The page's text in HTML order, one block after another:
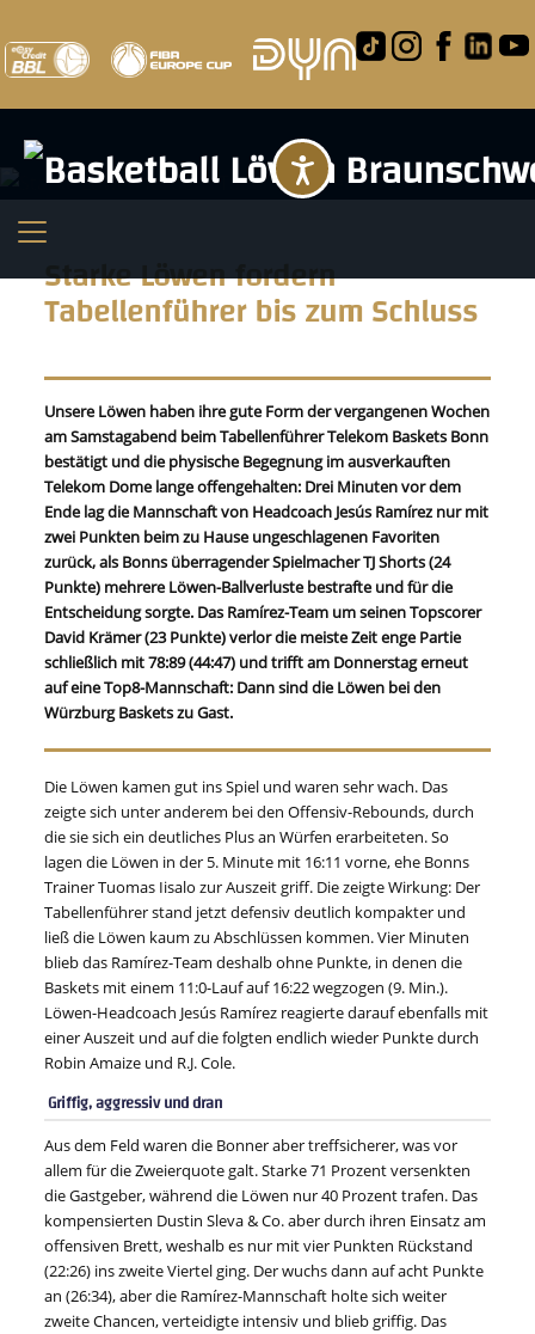
Starke Löwen fordern
Tabellenführer bis zum Schluss
Unsere Löwen haben ihre gute Form der vergangenen Wochen
am Samstagabend beim Tabellenführer Telekom Baskets Bonn
bestätigt und die physische Begegnung im ausverkauften
Telekom Dome lange offengehalten: Drei Minuten vor dem
Ende lag die Mannschaft von Headcoach Jesús Ramírez nur mit
zwei Punkten beim zu Hause ungeschlagenen Favoriten
zurück, als Bonns überragender Spielmacher TJ Shorts (24
Punkte) mehrere Löwen-Ballverluste bestrafte und für die
Entscheidung sorgte. Das Ramírez-Team um seinen Topscorer
David Krämer (23 Punkte) verlor die meiste Zeit enge Partie
schließlich mit 78:89 (44:47) und trifft am Donnerstag erneut
auf eine Top8-Mannschaft: Dann sind die Löwen bei den
Würzburg Baskets zu Gast.
Die Löwen kamen gut ins Spiel und waren sehr wach. Das
zeigte sich unter anderem bei den Offensiv-Rebounds, durch
die sie sich ein deutliches Plus an Würfen erarbeiteten. So
lagen die Löwen in der 5. Minute mit 16:11 vorne, ehe Bonns
Trainer Tuomas Iisalo zur Auszeit griff. Die zeigte Wirkung: Der
Tabellenführer stand jetzt defensiv deutlich kompakter und
ließ die Löwen kaum zu Abschlüssen kommen. Vier Minuten
blieb das Ramírez-Team deshalb ohne Punkte, in denen die
Baskets mit einem 11:0-Lauf auf 16:22 wegzogen (9. Min.).
Löwen-Headcoach Jesús Ramírez reagierte darauf ebenfalls mit
einer Auszeit und auf die folgten endlich wieder Punkte durch
Robin Amaize und R.J. Cole.
Griffig, aggressiv und dran
Aus dem Feld waren die Bonner aber treffsicherer, was vor
allem für die Zweierquote galt. Starke 71 Prozent versenkten
die Gastgeber, während die Löwen nur 40 Prozent trafen. Das
kompensierten Dustin Sleva & Co. aber durch ihren Einsatz am
offensiven Brett, weshalb es nur mit vier Punkten Rückstand
(22:26) ins zweite Viertel ging. Der wuchs dann auf acht Punkte
an (26:34), aber die Ramírez-Mannschaft holte sich weiter
zweite Chancen, verteidigte intensiv und blieb griffig. Das